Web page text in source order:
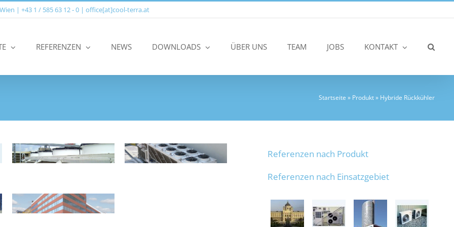
| +43 1 / 585 63 12 ‑ 0 | office[at]cool-terra.at
REFERENZEN NEWS DOWNLOADS ÜBER UNS TEAM JOBS KONTAKT
Startseite » Produkt» Hybride Rückkühler
Referenzen nach Produkt
Referenzen nach Einsatzgebiet